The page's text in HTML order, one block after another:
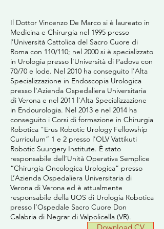
Il Dottor Vincenzo De Marco si è laureato in
Medicina e Chirurgia nel 1995 presso
l'Università Cattolica del Sacro Cuore di
Roma con 110/110; nel 2000 si è specializzato
in Urologia presso l'Università di Padova con
70/70 e lode. Nel 2010 ha conseguito l'Alta
Specializzazione in Endoscopia Urologica
presso l'Azienda Ospedaliera Universitaria
di Verona e nel 2011 l'Alta Specializzazione
in Endourologia. Nel 2013 e nel 2014 ha
conseguito i Corsi di formazione in Chirurgia
Robotica "Erus Robotic Urology Fellowship
Curriculum” 1 e 2 presso l'OLV Vattikuti
Robotic Suurgery Institute. È stato
responsabile dell’Unità Operativa Semplice
“Chirurgia Oncologica Urologica” presso
L’Azienda Ospedaliera Universitaria di
Verona di Verona ed è attualmente
responsabile della UOS di Urologia Robotica
presso l’Ospedale Sacro Cuore Don
Calabria di Negrar di Valpolicella (VR).